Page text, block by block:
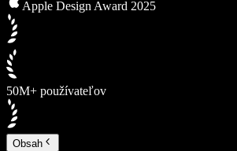
Apple Design Award 2025
50M+ používateľov
Obsah